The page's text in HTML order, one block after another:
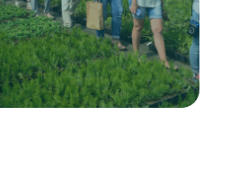
Груп»
р-н, посёлок